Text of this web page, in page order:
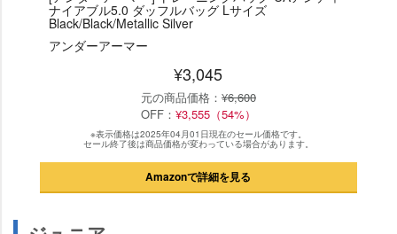
ナイアブル5.0 ダッフルバッグ Lサイズ
Black/Black/Metallic Silver
アンダーアーマー
¥3,045
元の商品価格： ¥6,600
OFF： ¥3,555（54%）
※表示価格は2025年04月01日現在のセール価格です。
セール終了後は商品価格が変わっている場合があります。
Amazonで詳細を見る